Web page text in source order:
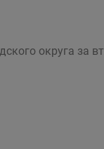
округа за